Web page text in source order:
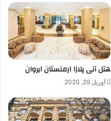
هتل آنی پلازا ارمنستان ایروان
آوریل 29, 2020